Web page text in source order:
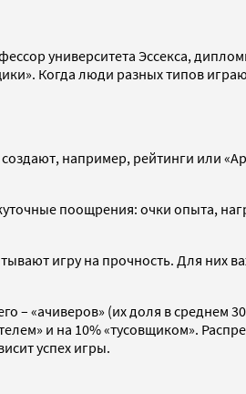
университета Эссекса,
Когда люди разных типов
например, рейтинги или
поощрения: очки опыта,
игру на прочность. Для них
«ачиверов» (их доля в среднем
и на 10% «тусовщиком».
успех игры.